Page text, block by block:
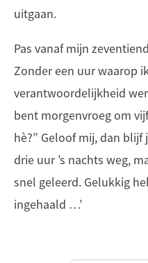
uitgaan.
Pas vanaf mijn
Zonder een uur waarop
verantwoordelijkheid
bent morgenvroeg om
hè?” Geloof mij, dan
drie uur ’s nachts weg,
snel geleerd. Gelukkig
ingehaald …’